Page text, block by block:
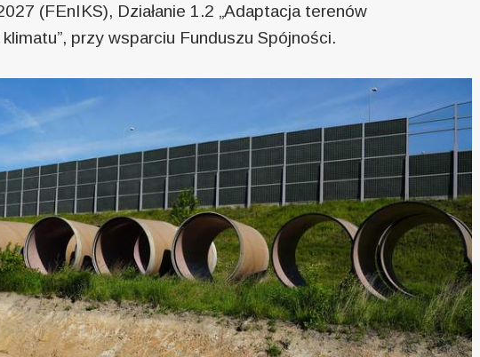
(FEnIKS), Działanie 1.2 „Adaptacja terenów
przy wsparciu Funduszu Spójności.